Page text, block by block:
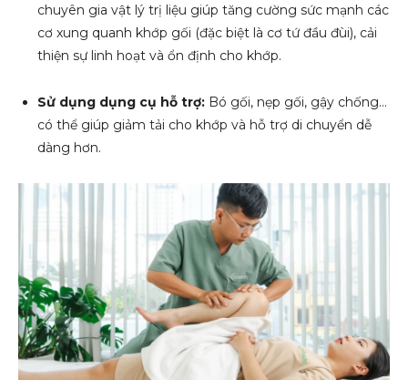
chuyên gia vật lý trị liệu giúp tăng cường sức mạnh các
cơ xung quanh khớp gối (đặc biệt là cơ tứ đầu đùi), cải
thiện sự linh hoạt và ổn định cho khớp.
Sử dụng dụng cụ hỗ trợ: Bó gối, nẹp gối, gậy chống…
có thể giúp giảm tải cho khớp và hỗ trợ di chuyển dễ
dàng hơn.